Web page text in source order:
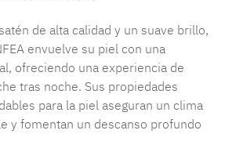
de alta calidad y un suave brillo,
envuelve su piel con una
ofreciendo una experiencia de
tras noche. Sus propiedades
para la piel aseguran un clima
y fomentan un descanso profundo